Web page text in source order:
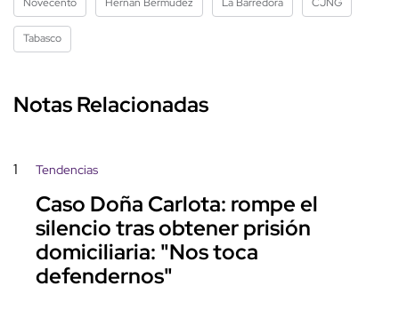
Tabasco
Notas Relacionadas
1 Tendencias
Caso Doña Carlota: rompe el
silencio tras obtener prisión
domiciliaria: "Nos toca
defendernos"